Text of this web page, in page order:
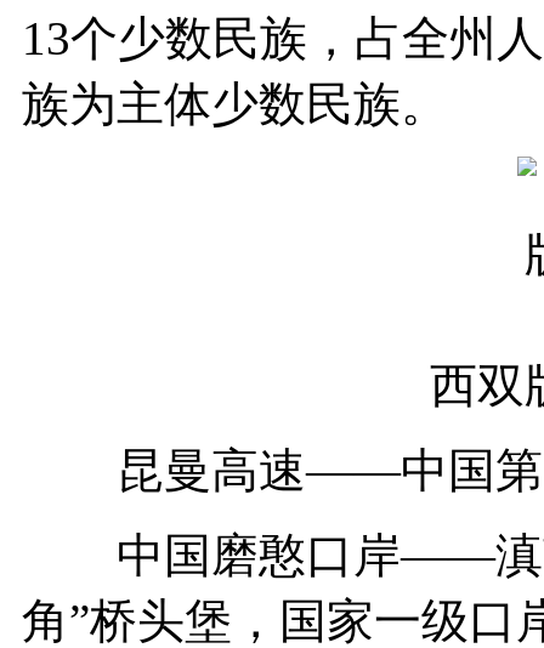
13个少数民族，占全州
族为主体少数民族。
西双
昆曼高速——中国第
中国磨憨口岸——滇南
角”桥头堡，国家一级口